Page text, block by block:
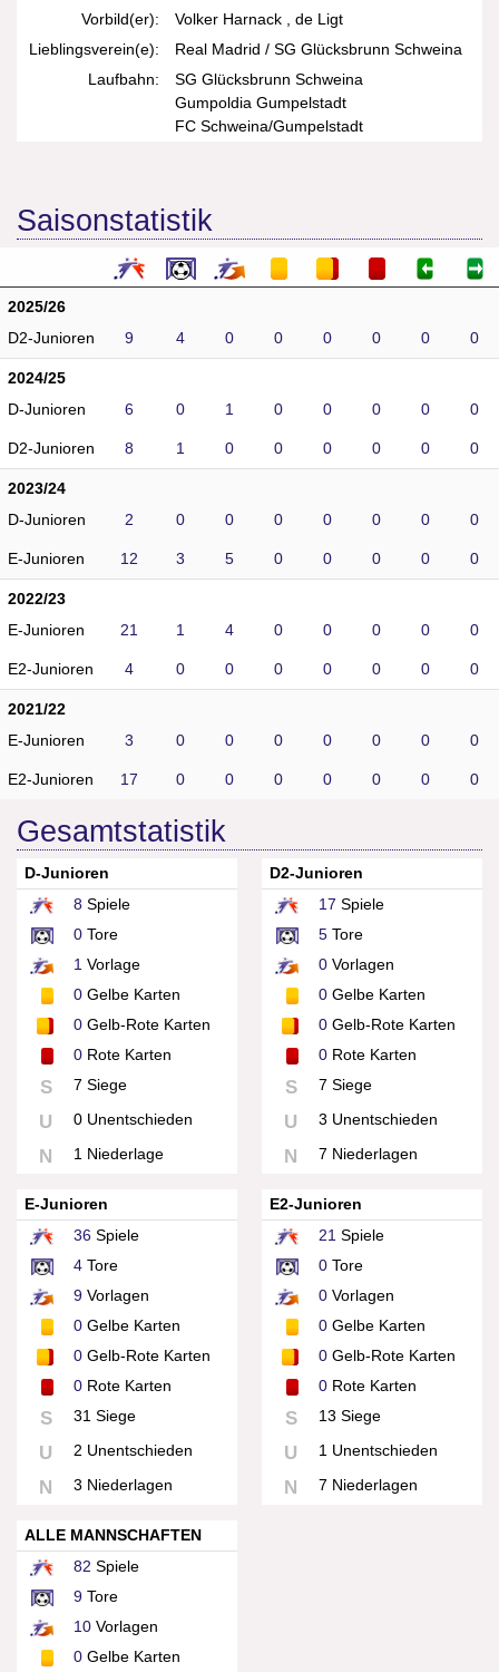
Vorbild(er):
Volker Harnack , de Ligt
Lieblingsverein(e):
Real Madrid / SG Glücksbrunn Schweina
Laufbahn:
SG Glücksbrunn Schweina
Gumpoldia Gumpelstadt
FC Schweina/Gumpelstadt
Saisonstatistik
2025/26
D2-Junioren
9 4 0 0 0 0 0 0
2024/25
D-Junioren
6 0 1 0 0 0 0 0
D2-Junioren 8 1 0 0 0 0 0 0
2023/24
D-Junioren
2 0 0 0 0 0 0 0
E-Junioren 12 3 5 0 0 0 0 0
2022/23
E-Junioren
21 1 4 0 0 0 0 0
E2-Junioren 4 0 0 0 0 0 0 0
2021/22
E-Junioren
3 0 0 0 0 0 0 0
E2-Junioren 17 0 0 0 0 0 0 0
Gesamtstatistik
D-Junioren
8 Spiele
0 Tore
1 Vorlage
0 Gelbe Karten
0 Gelb-Rote Karten
0 Rote Karten
S 7 Siege
U 0 Unentschieden
N 1 Niederlage
D2-Junioren
17 Spiele
5Tore
0Vorlagen
0Gelbe Karten
0Gelb-Rote Karten
0Rote Karten
S 7 Siege
U 3 Unentschieden
N 7 Niederlagen
E-Junioren
36 Spiele
4 Tore
9 Vorlagen
0 Gelbe Karten
0 Gelb-Rote Karten
0 Rote Karten
S 31 Siege
U 2 Unentschieden
N 3 Niederlagen
E2-Junioren
21Spiele
0Tore
0Vorlagen
0Gelbe Karten
0Gelb-Rote Karten
0Rote Karten
S 13 Siege
U 1 Unentschieden
N 7 Niederlagen
ALLE MANNSCHAFTEN
82 Spiele
9 Tore
10 Vorlagen
0 Gelbe Karten